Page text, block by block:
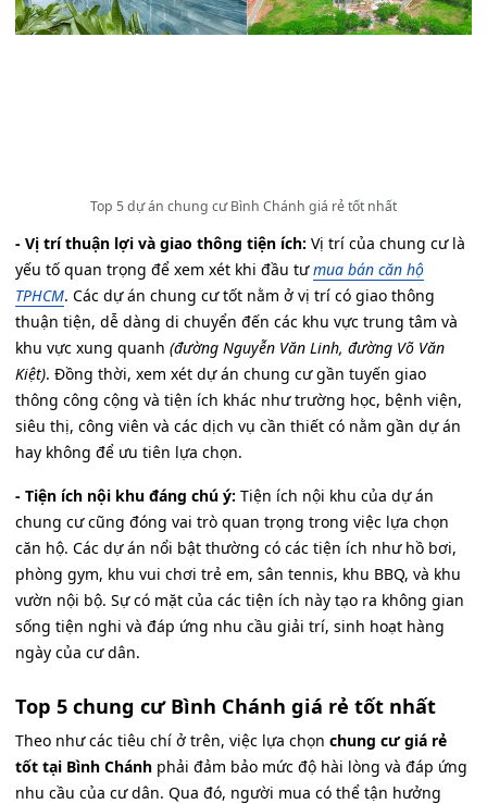
Top 5 dự án chung cư Bình Chánh giá rẻ tốt nhất
- Vị trí thuận lợi và giao thông tiện ích: Vị trí của chung cư là
yếu tố quan trọng để xem xét khi đầu tưmua bán căn hộ
TPHCM. Các dự án chung cư tốt nằm ở vị trí có giao thông
thuận tiện, dễ dàng di chuyển đến các khu vực trung tâm và
khu vực xung quanh (đường Nguyễn Văn Linh, đường Võ Văn
Kiệt). Đồng thời, xem xét dự án chung cư gần tuyến giao
thông công cộng và tiện ích khác như trường học, bệnh viện,
siêu thị, công viên và các dịch vụ cần thiết có nằm gần dự án
hay không để ưu tiên lựa chọn.
- Tiện ích nội khu đáng chú ý: Tiện ích nội khu của dự án
chung cư cũng đóng vai trò quan trọng trong việc lựa chọn
căn hộ. Các dự án nổi bật thường có các tiện ích như hồ bơi,
phòng gym, khu vui chơi trẻ em, sân tennis, khu BBQ, và khu
vườn nội bộ. Sự có mặt của các tiện ích này tạo ra không gian
sống tiện nghi và đáp ứng nhu cầu giải trí, sinh hoạt hàng
ngày của cư dân.
Top 5 chung cư Bình Chánh giá rẻ tốt nhất
Theo như các tiêu chí ở trên, việc lựa chọn chung cư giá rẻ
tốt tại Bình Chánh phải đảm bảo mức độ hài lòng và đáp ứng
nhu cầu của cư dân. Qua đó, người mua có thể tận hưởng